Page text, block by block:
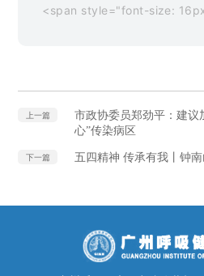
<span style="font-size:
上一篇
市政协委员郑劲平：建议
心”传染病区
下一篇 五四精神 传承有我丨钟